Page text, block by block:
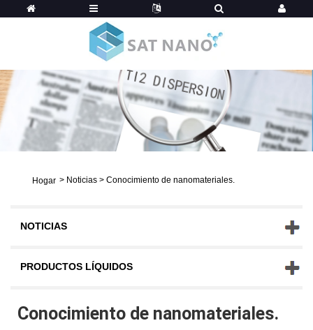
Hogar > Noticias > Conocimiento de nanomateriales.
NOTICIAS
PRODUCTOS LÍQUIDOS
Conocimiento de nanomateriales.